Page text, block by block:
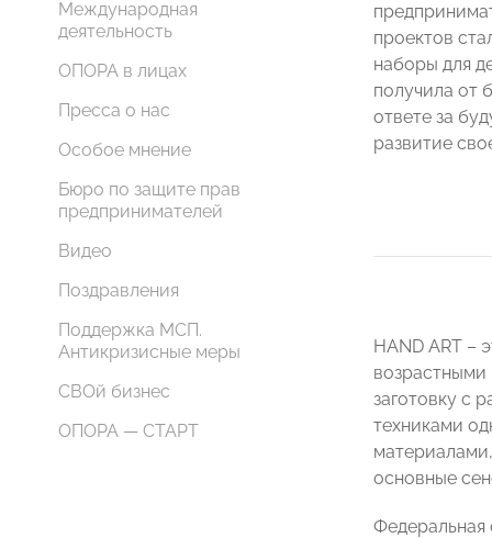
Международная
деятельность
ОПОРА в лицах
Пресса о нас
Особое мнение
Бюро по защите прав
предпринимателей
Видео
Поздравления
Поддержка МСП.
Антикризисные меры
СВОй бизнес
ОПОРА — СТАРТ
проектов
наборы для
получила от
ответе за
развитие
HAND ART –
заготовку с
техниками
основные
Федеральная